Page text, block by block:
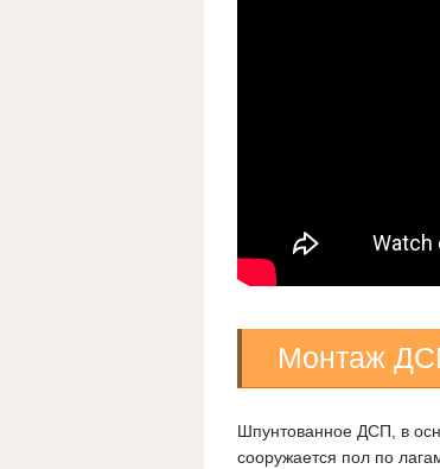
Монтаж
Шпунтованное ДСП, в
сооружается пол по